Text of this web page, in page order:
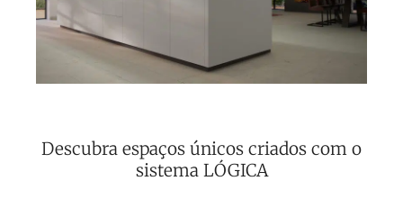
Descubra espaços únicos criados com o
sistema LÓGICA